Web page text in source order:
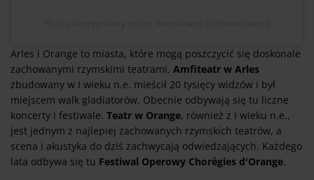
Arles i Orange to miasta, które mogą poszczycić się doskonale
zachowanymi rzymskimi teatrami. Amfiteatr w Arles
zbudowany w I wieku n.e. mieścił 20 tysięcy widzów i był
miejscem walk gladiatorów. Obecnie odbywają się tu liczne
koncerty i festiwale. Teatr w Orange, również z I wieku n.e.,
jest jednym z najlepiej zachowanych rzymskich teatrów, a
scena i akustyka do dziś zachwycają odwiedzających. Każdego
lata odbywa się tu Festiwal Operowy Chorégies d'Orange.